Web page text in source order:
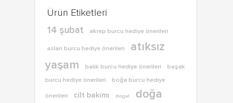
Ürün Etiketleri
14 şubat
akrep burcu hediye önerileri
aslan burcu hediye önerileri
atıksız
yaşam
balık burcu hediye önerileri başak
burcu hediye önerileri boğa burcu hediye
önerileri cilt bakımı dogal doğa